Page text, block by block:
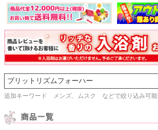
追加キーワード メンズ、ムスク などで絞り込み可能